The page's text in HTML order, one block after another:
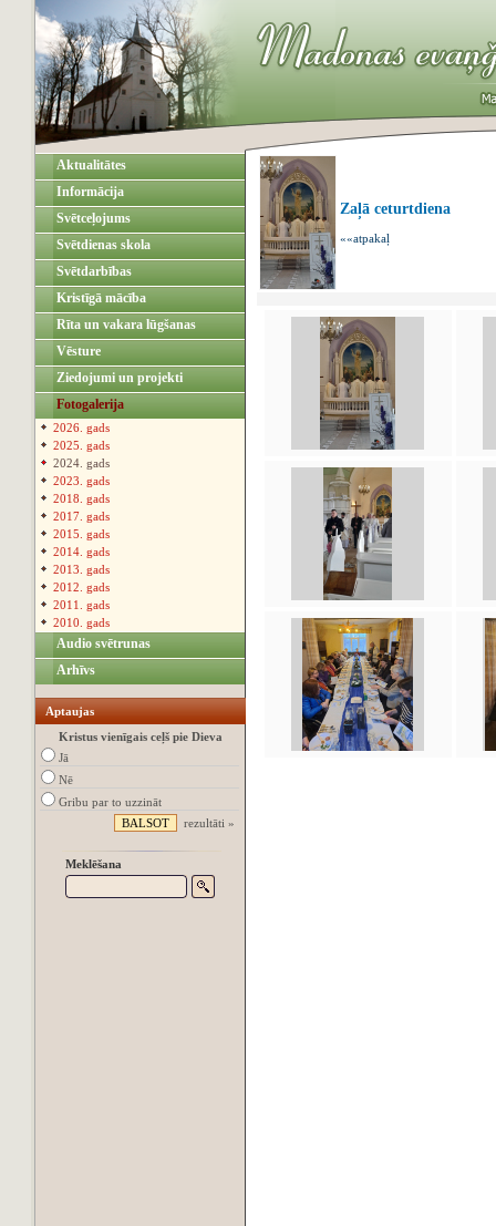
Aktualitātes
Informācija
Svētceļojums
Svētdienas skola
Svētdarbības
Kristīgā mācība
Rīta un vakara lūgšanas
Vēsture
Ziedojumi un projekti
Fotogalerija
2026. gads
2025. gads
2024. gads
2023. gads
2018. gads
2017. gads
2015. gads
2014. gads
2013. gads
2012. gads
2011. gads
2010. gads
Audio svētrunas
Arhīvs
Aptaujas
Kristus vienīgais ceļš pie Dieva
Jā
Nē
Gribu par to uzzināt
rezultāti »
Meklēšana
Zaļā ceturtdiena
««atpakaļ